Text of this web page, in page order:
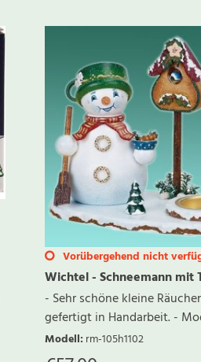
Vorübergehend nicht
Wichtel - Schneemann mit
- Sehr schöne kleine
gefertigt in Handarbeit. -
Modell: rm-105h1102